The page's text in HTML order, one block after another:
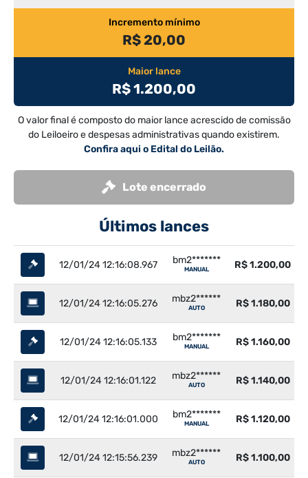
Incremento mínimo
R$ 20,00
Maior lance
R$ 1.200,00
O valor final é composto do maior lance acrescido de comissão
do Leiloeiro e despesas administrativas quando existirem.
Confira aqui o Edital do Leilão.
Lote encerrado
Últimos lances
12/01/24 12:16:08.967 bm2*******
MANUAL R$ 1.200,00
12/01/24 12:16:05.276 mbz2******
AUTO R$ 1.180,00
12/01/24 12:16:05.133 bm2*******
MANUAL R$ 1.160,00
12/01/24 12:16:01.122 mbz2******
AUTO R$ 1.140,00
12/01/24 12:16:01.000 bm2*******
MANUAL R$ 1.120,00
12/01/24 12:15:56.239 mbz2******
AUTO R$ 1.100,00